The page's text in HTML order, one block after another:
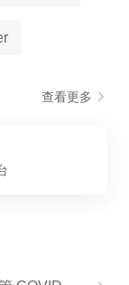
查看更多